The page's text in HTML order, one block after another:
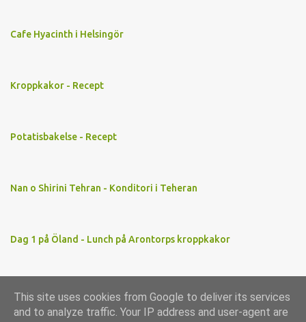
Cafe Hyacinth i Helsingör
Kroppkakor - Recept
Potatisbakelse - Recept
Nan o Shirini Tehran - Konditori i Teheran
Dag 1 på Öland - Lunch på Arontorps kroppkakor
Använder Blogger
This site uses cookies from Google to deliver its services
and to analyze traffic. Your IP address and user-agent are